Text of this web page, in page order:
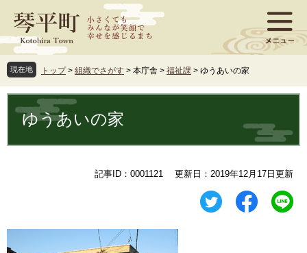
ジ
先
頭
で
ュ
を
飛
ば
現在地 トップ > 組織でさがす > 本庁舎 > 福祉課 > ゆうあいの家
文 ゆうあいの家
記事ID：0001121 更新日：2019年12月17日更新